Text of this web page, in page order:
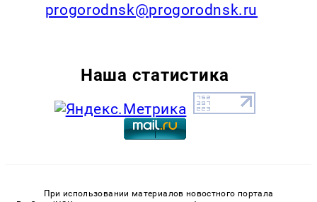
progorodnsk@progorodnsk.ru
Наша статистика
При использовании материалов новостного портала